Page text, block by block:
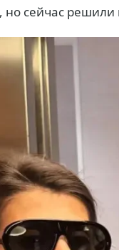
сейчас решили